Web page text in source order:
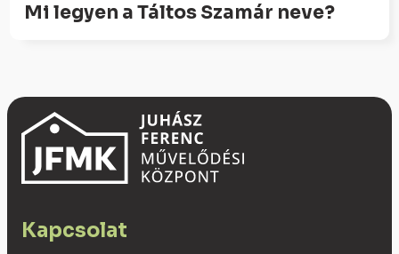
Mi legyen a Táltos Szamár neve?
Kapcsolat